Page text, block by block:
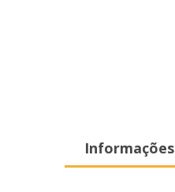
Informações